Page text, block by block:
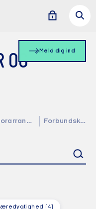
Meld dig ind
OG
Seniorarrangementer Forbundskalender
(4)